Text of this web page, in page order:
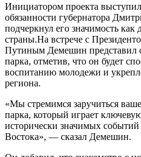
Инициатором проекта
обязанности губернатора
подчеркнул его значимость как
страны.На встрече с
Путиным Демешин представил
парка, отметив, что он будет
воспитанию молодежи и
региона.
«Мы стремимся заручиться
парка, который играет
исторически значимых
Востока», — сказал Демешин.